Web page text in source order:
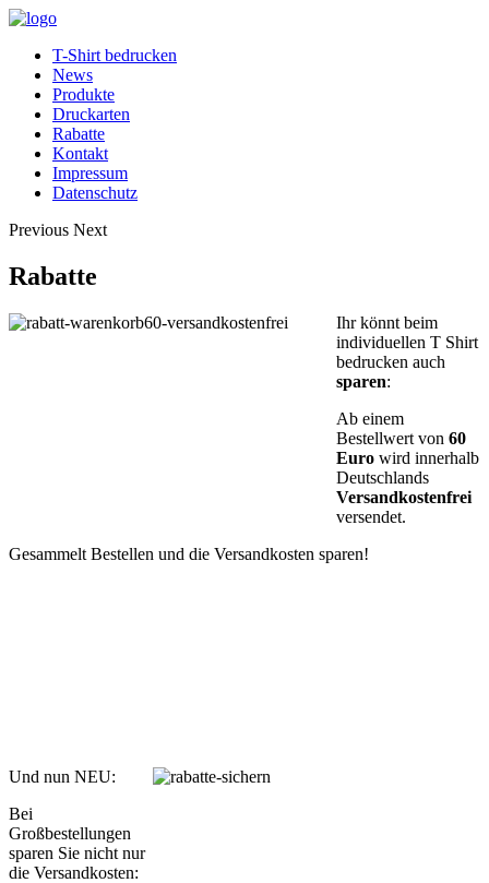
T-Shirt bedrucken
News
Produkte
Druckarten
Rabatte
Kontakt
Impressum
Datenschutz
Previous Next
Rabatte
Ihr könnt beim
individuellen T Shirt
bedrucken auch
sparen:
Ab einem
Bestellwert von 60
Euro wird innerhalb
Deutschlands
Versandkostenfrei
versendet.
Gesammelt Bestellen und die Versandkosten sparen!
Und nun NEU:
Bei
Großbestellungen
sparen Sie nicht nur
die Versandkosten: